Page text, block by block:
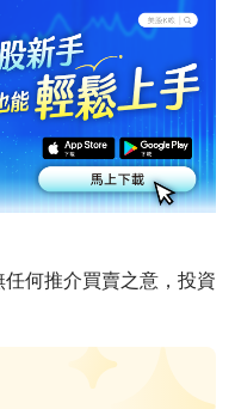
何推介買賣之意，投資